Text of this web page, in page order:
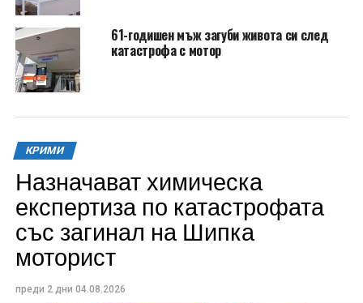
61-годишен мъж загуби живота си след
катастрофа с мотор
КРИМИ
Назначават химическа
експертиза по катастрофата
със загинал на Шипка
моторист
преди 2 дни 04.08.2026